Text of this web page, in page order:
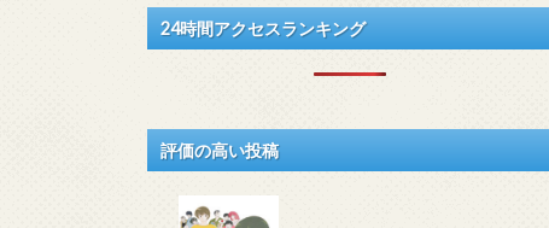
24時間アクセスランキング
評価の高い投稿